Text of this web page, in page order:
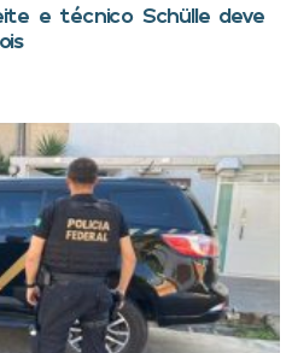
e técnico Schülle deve